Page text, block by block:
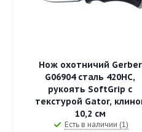
Нож охотничий Gerber
G06904 сталь 420HC,
рукоять SoftGrip с
текстурой Gator,
10,2 см
Есть в наличии (1)